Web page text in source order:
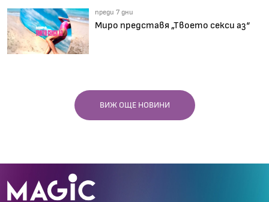
преди 7 дни
Миро представя „Твоето секси аз“
ВИЖ ОЩЕ НОВИНИ